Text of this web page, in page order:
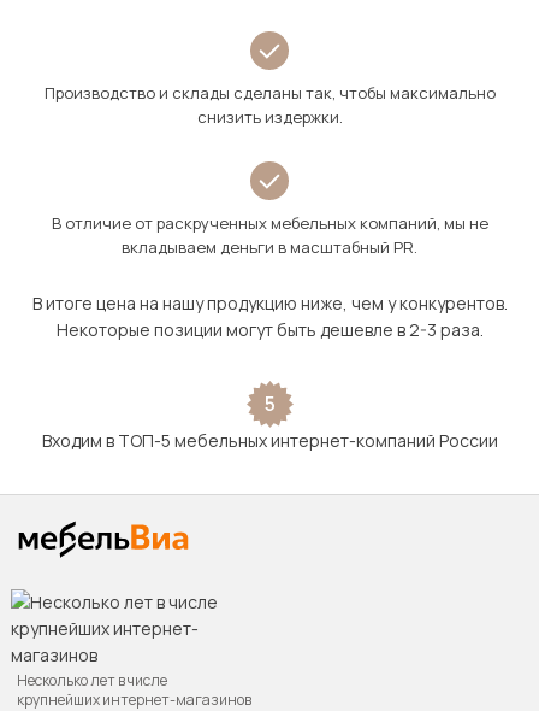
Производство и склады сделаны так, чтобы максимально
снизить издержки.
В отличие от раскрученных мебельных компаний, мы не
вкладываем деньги в масштабный PR.
В итоге цена на нашу продукцию ниже, чем у конкурентов.
Некоторые позиции могут быть дешевле в 2-3 раза.
5
Входим в ТОП-5 мебельных интернет-компаний России
Несколько лет в числе
крупнейших интернет-магазинов